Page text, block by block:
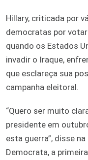
Hillary, criticada por
democratas por
quando os Estados
invadir o Iraque,
que esclareça sua
campanha eleitoral.
“Quero ser muito
presidente em
esta guerra”, disse
Democrata, a